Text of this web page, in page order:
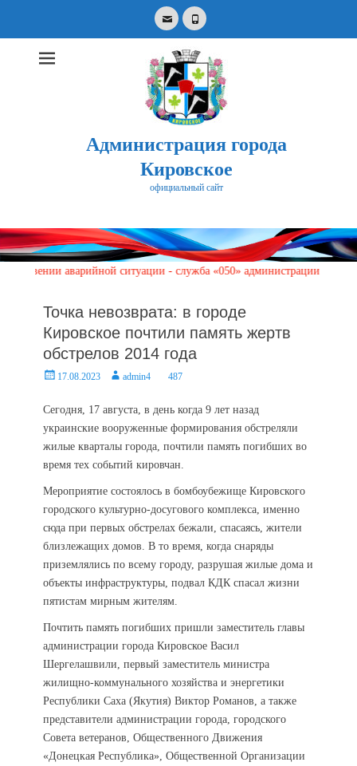
EmailPhone
Администрация города
Кировское
официальный сайт
for:
аварийной ситуации - служба «050» администрации города
Точка невозврата: в городе
Кировское почтили память жертв
обстрелов 2014 года
Posted17.08.2023 Authoradmin4 487
Сегодня, 17 августа, в день когда 9 лет назад
украинские вооруженные формирования обстреляли
жилые кварталы города, почтили память погибших во
время тех событий кировчан.
Мероприятие состоялось в бомбоубежище Кировского
городского культурно-досугового комплекса, именно
сюда при первых обстрелах бежали, спасаясь, жители
близлежащих домов. В то время, когда снаряды
приземлялись по всему городу, разрушая жилые дома и
объекты инфраструктуры, подвал КДК спасал жизни
пятистам мирным жителям.
Почтить память погибших пришли заместитель главы
администрации города Кировское Васил
Шергелашвили, первый заместитель министра
жилищно-коммунального хозяйства и энергетики
Республики Саха (Якутия) Виктор Романов, а также
представители администрации города, городского
Совета ветеранов, Общественного Движения
«Донецкая Республика», Общественной Организации